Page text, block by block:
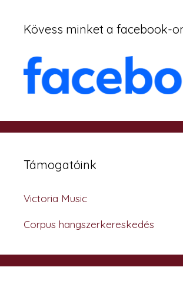
Kövess minket a facebook-
Támogatóink
Victoria Music
Corpus hangszerkereskedés